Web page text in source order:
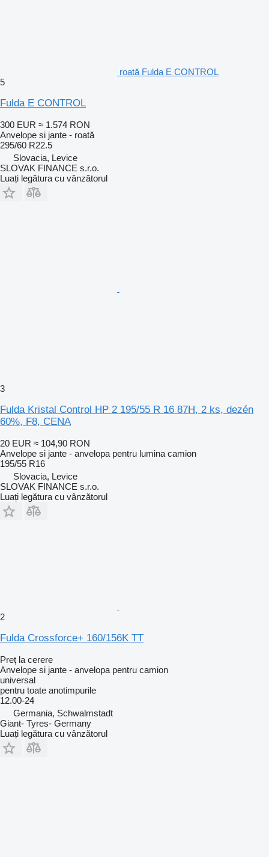
roată Fulda E CONTROL
5
Fulda E CONTROL
300 EUR ≈ 1.574 RON
Anvelope si jante - roată
295/60 R22.5
Slovacia, Levice
SLOVAK FINANCE s.r.o.
Luați legătura cu vânzătorul
3
Fulda Kristal Control HP 2 195/55 R 16 87H, 2 ks, dezén
60%, F8, CENA
20 EUR ≈ 104,90 RON
Anvelope si jante - anvelopa pentru lumina camion
195/55 R16
Slovacia, Levice
SLOVAK FINANCE s.r.o.
Luați legătura cu vânzătorul
2
Fulda Crossforce+ 160/156K TT
Preț la cerere
Anvelope si jante - anvelopa pentru camion
universal
pentru toate anotimpurile
12.00-24
Germania, Schwalmstadt
Giant- Tyres- Germany
Luați legătura cu vânzătorul